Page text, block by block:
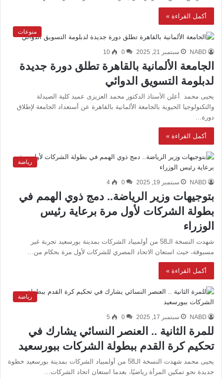
أكمل القراءة »
منوعات
NABD سبتمبر 21, 2025 0
10
الجامعة الألمانية بالقاهرة تطلق دورة جديدة
لدبلومة التسويق الدوائي
يحيى محمد أعلن الأستاذ الدكتور محمد العزيزى عميد كلية الصيدلة
والتكنولوجيا الحيوية بالجامعة الألمانية بالقاهرة عن أستعداد الجامعة لإطلاق
دورة…
أكمل القراءة »
رياضة
NABD سبتمبر 19, 2025 0
4
بتوجيهات وزير الرياضة.. دمج ذوي الهمم في
بطولة الشركات لأول مرة برعاية رئيس
الوزراء
شهدت النسخة الـ58 من أولمبياد الشركات بمدينة بورسعيد تجربة غير
مسبوقة، حيث استعان الاتحاد المصري للشركات لأول مرة بحكام من…
أكمل القراءة »
رياضة
NABD سبتمبر 17, 2025 0
5
للمرة الثانية .. العنصر النسائي يشارك في
تحكيم كرة القدم ببطولة الشركات ببورسعيد
يحيى محمد شهدت النسخة الـ58 من أولمبياد الشركات بمدينة بورسعيد خطوة
جديدة نحو تمكين المرأة رياضيًا، بعدما استعان اتحاد الشركات…